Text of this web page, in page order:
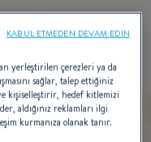
yerleştirilen çerezleri ya da
sağlar, talep ettiğiniz
kişiselleştirir, hedef kitlemizi
aldığınız reklamları ilgi
kurmanıza olanak tanır.
KABUL ETMEDEN DEVAM EDIN